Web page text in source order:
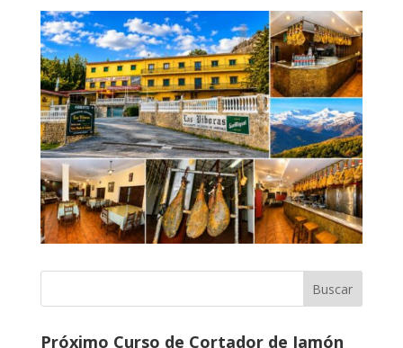
Próximo Curso de Cortador de Jamón